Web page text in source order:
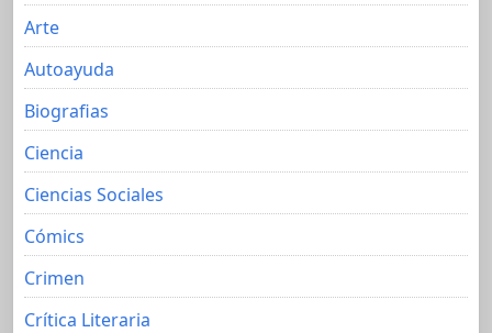
Arte
Autoayuda
Biografias
Ciencia
Ciencias Sociales
Cómics
Crimen
Crítica Literaria